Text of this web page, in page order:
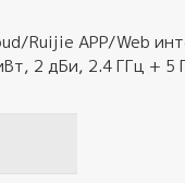
Ruijie APP/Web
2 дБи, 2.4 ГГц +